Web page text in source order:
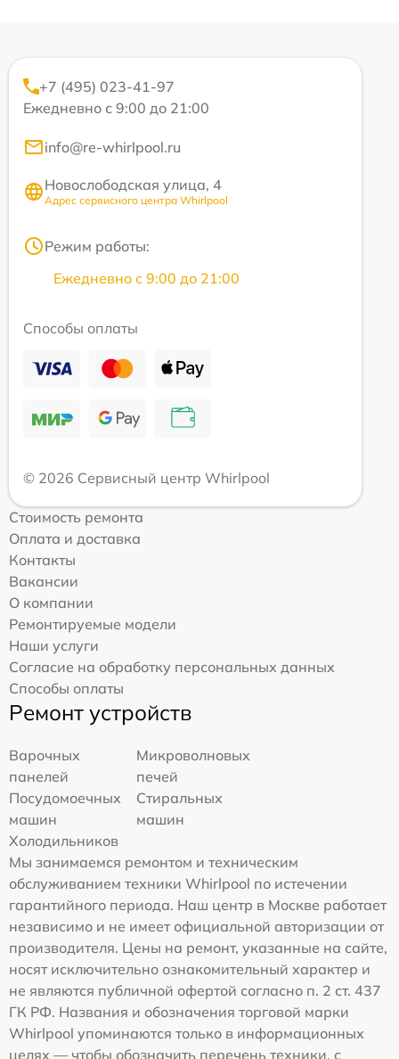
+7 (495) 023-41-97
Ежедневно с 9:00 до 21:00
info@re-whirlpool.ru
Новослободская улица, 4
Адрес сервисного центра Whirlpool
Режим работы:
Ежедневно с 9:00 до 21:00
Способы оплаты
© 2026 Сервисный центр Whirlpool
Стоимость ремонта
Оплата и доставка
Контакты
Вакансии
О компании
Ремонтируемые модели
Наши услуги
Согласие на обработку персональных данных
Способы оплаты
Ремонт устройств
Варочных
панелей
Микроволновых
печей
Посудомоечных
машин
Стиральных
машин
Холодильников
Мы занимаемся ремонтом и техническим
обслуживанием техники Whirlpool по истечении
гарантийного периода. Наш центр в Москве работает
независимо и не имеет официальной авторизации от
производителя. Цены на ремонт, указанные на сайте,
носят исключительно ознакомительный характер и
не являются публичной офертой согласно п. 2 ст. 437
ГК РФ. Названия и обозначения торговой марки
Whirlpool упоминаются только в информационных
целях — чтобы обозначить перечень техники, с